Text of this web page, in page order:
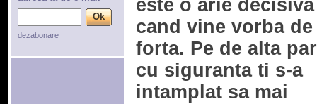
este o arie decisiva
cand vine vorba de
forta. Pe de alta
cu siguranta ti s-a
intamplat sa mai
dezabonare